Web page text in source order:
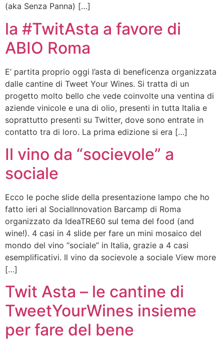
(aka Senza Panna) […]
la #TwitAsta a favore di
ABIO Roma
E’ partita proprio oggi l’asta di beneficenza organizzata
dalle cantine di Tweet Your Wines. Si tratta di un
progetto molto bello che vede coinvolte una ventina di
aziende vinicole e una di olio, presenti in tutta Italia e
soprattutto presenti su Twitter, dove sono entrate in
contatto tra di loro. La prima edizione si era […]
Il vino da “socievole” a
sociale
Ecco le poche slide della presentazione lampo che ho
fatto ieri al SocialInnovation Barcamp di Roma
organizzato da IdeaTRE60 sul tema del food (and
wine!). 4 casi in 4 slide per fare un mini mosaico del
mondo del vino “sociale” in Italia, grazie a 4 casi
esemplificativi. Il vino da socievole a sociale View more
[…]
Twit Asta – le cantine di
TweetYourWines insieme
per fare del bene